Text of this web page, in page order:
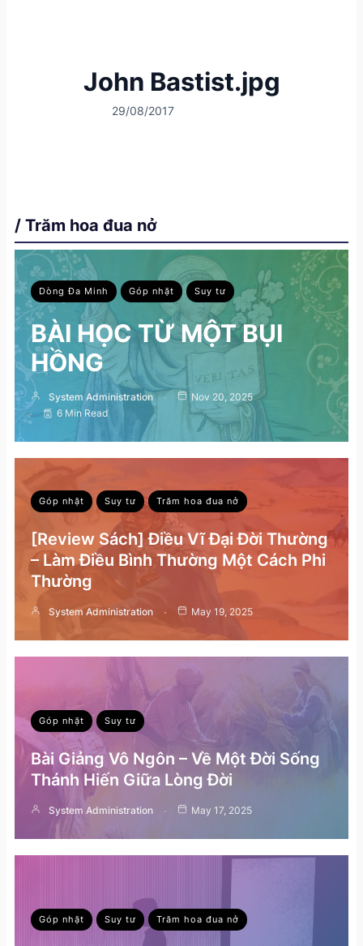
John Bastist.jpg
29/08/2017
/ Trăm hoa đua nở
Dòng Đa Minh Góp nhặt Suy tư
BÀI HỌC TỪ MỘT BỤI
HỒNG
System Administration
Nov 20, 2025
6 Min Read
Góp nhặt Suy tư Trăm hoa đua nở
[Review Sách] Điều Vĩ Đại Đời Thường
– Làm Điều Bình Thường Một Cách Phi
Thường
System Administration May 19, 2025
Góp nhặt Suy tư
Bài Giảng Vô Ngôn – Về Một Đời Sống
Thánh Hiến Giữa Lòng Đời
System Administration May 17, 2025
Góp nhặt Suy tư Trăm hoa đua nở